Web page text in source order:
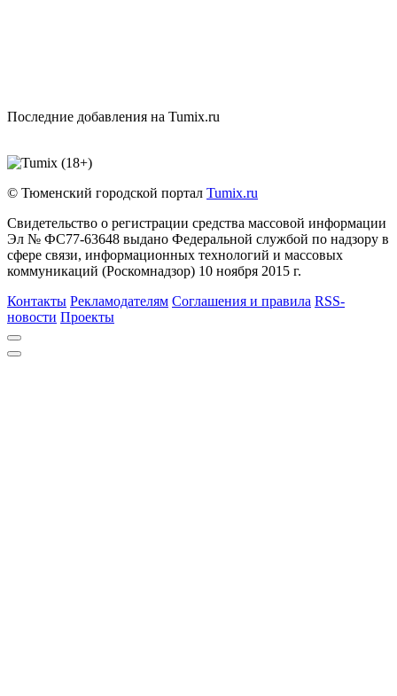
Последние добавления на Tumix.ru
© Тюменский городской портал Tumix.ru
Свидетельство о регистрации средства массовой информации
Эл № ФС77-63648 выдано Федеральной службой по надзору в
сфере связи, информационных технологий и массовых
коммуникаций (Роскомнадзор) 10 ноября 2015 г.
Контакты Рекламодателям Соглашения и правила RSS-
новости Проекты